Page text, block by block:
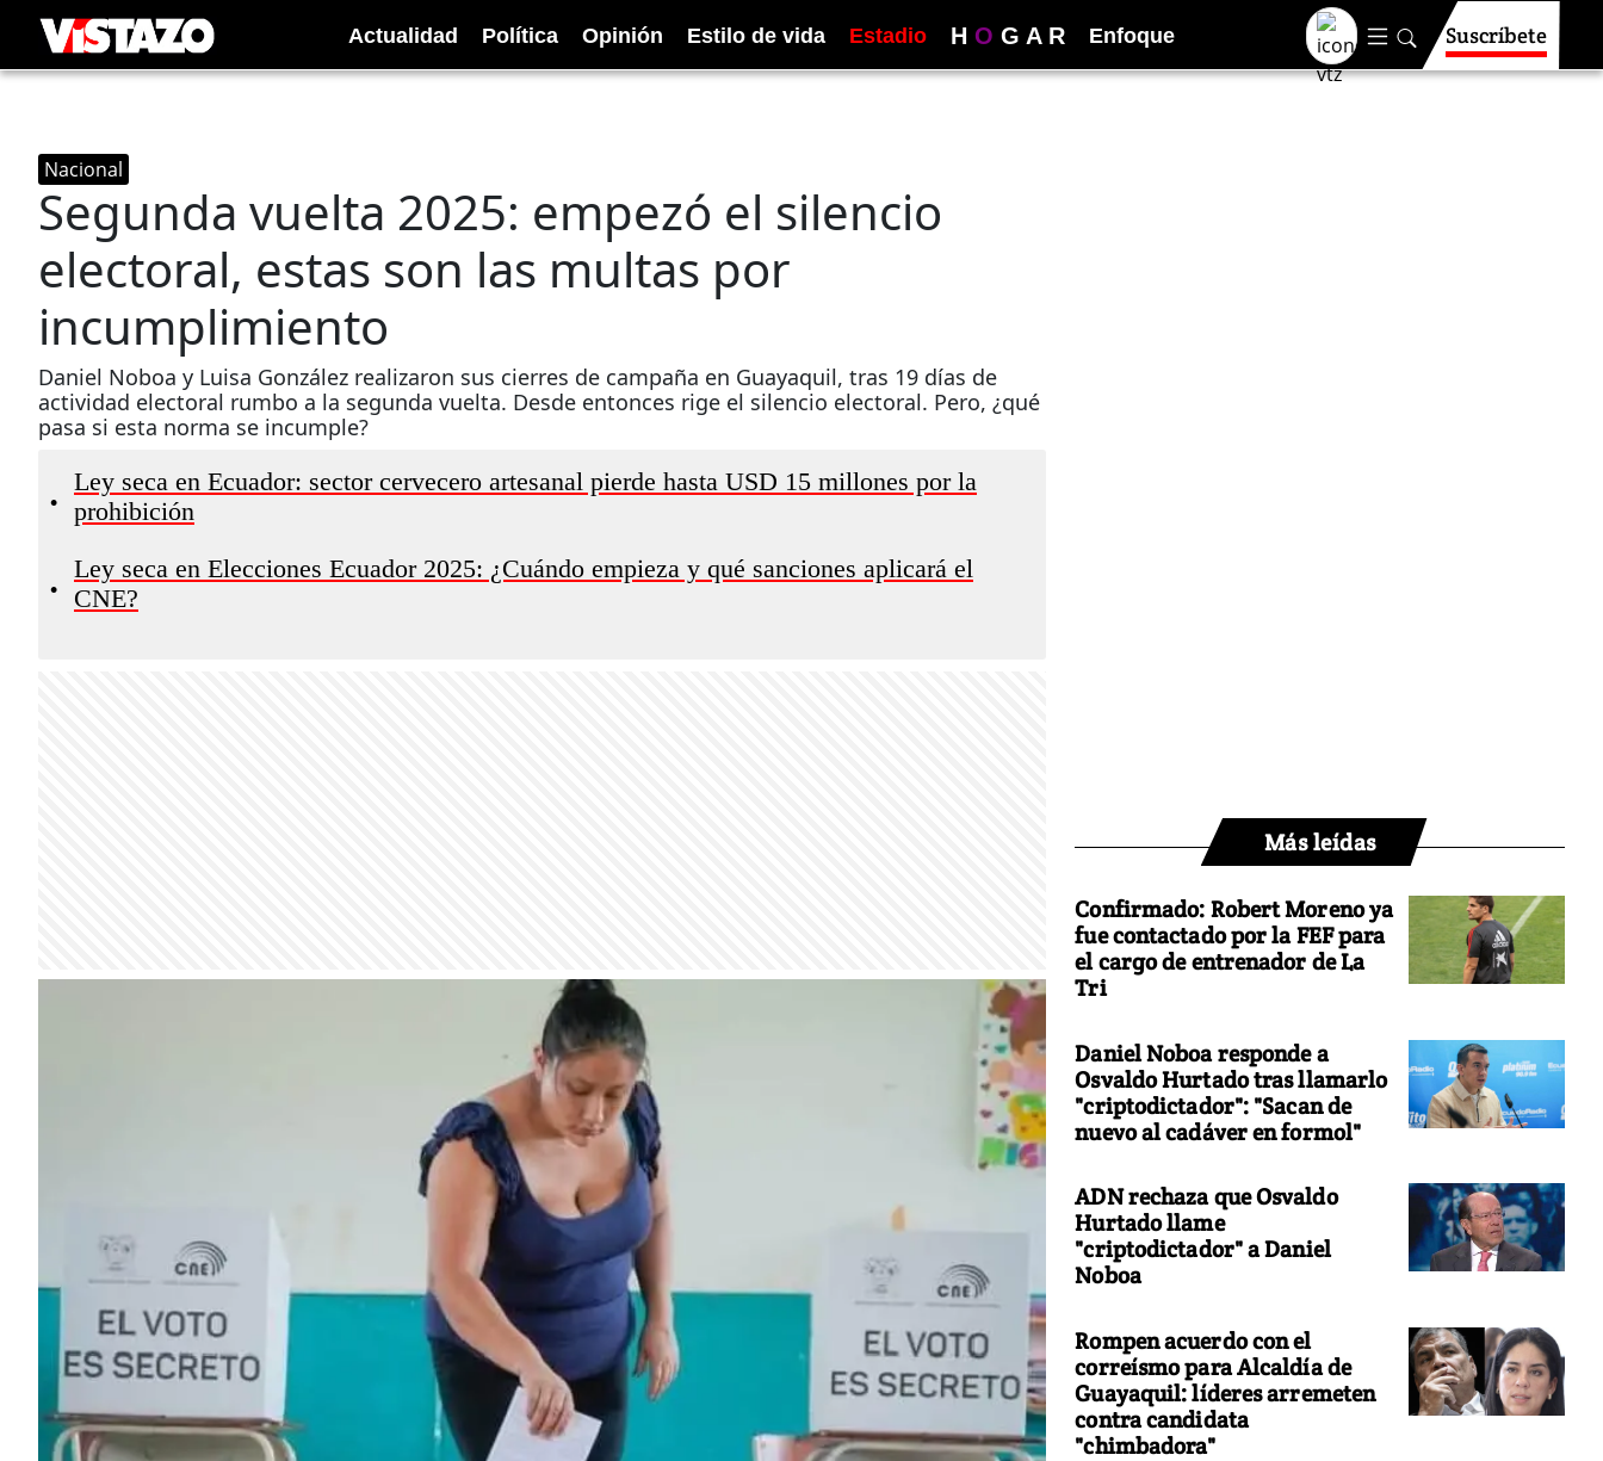
Actualidad Política Opinión Estilo de vida Estadio H O G A R Enfoque Suscríbete
Nacional
Segunda vuelta 2025: empezó el silencio
electoral, estas son las multas por
incumplimiento
Daniel Noboa y Luisa González realizaron sus cierres de campaña en Guayaquil, tras 19 días de
actividad electoral rumbo a la segunda vuelta. Desde entonces rige el silencio electoral. Pero, ¿qué
pasa si esta norma se incumple?
•
Ley seca en Ecuador: sector cervecero artesanal pierde hasta USD 15 millones por la
prohibición
•
Ley seca en Elecciones Ecuador 2025: ¿Cuándo empieza y qué sanciones aplicará el
CNE?
Más leídas
Confirmado: Robert Moreno ya
fue contactado por la FEF para
el cargo de entrenador de La
Tri
Daniel Noboa responde a
Osvaldo Hurtado tras llamarlo
"criptodictador": "Sacan de
nuevo al cadáver en formol"
ADN rechaza que Osvaldo
Hurtado llame
"criptodictador" a Daniel
Noboa
Rompen acuerdo con el
correísmo para Alcaldía de
Guayaquil: líderes arremeten
contra candidata
"chimbadora"